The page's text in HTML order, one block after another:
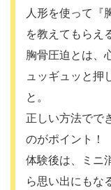
人形を使って『
を教えてもらえ
胸骨圧迫とは、
ュッギュッと押
と。
正しい方法でで
のがポイント！
体験後は、ミニ
ら思い出にもな